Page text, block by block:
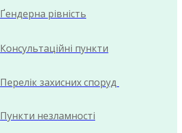
Ґендерна рівність
Консультаційні пункти
Перелік захисних споруд
Пункти незламності